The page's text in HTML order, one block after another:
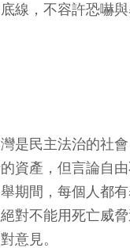
線，不容許恐嚇
是民主法治的社
資產，但言論自
期間，每個人都
對不能用死亡威
意見。